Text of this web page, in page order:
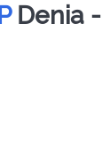
Denia -